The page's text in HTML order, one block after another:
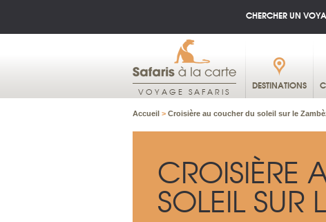
CHERCHER UN
VOYAGE SAFARIS DESTINATIONS
Accueil > Croisière au coucher du soleil sur le
CROISIÈRE
SOLEIL SUR